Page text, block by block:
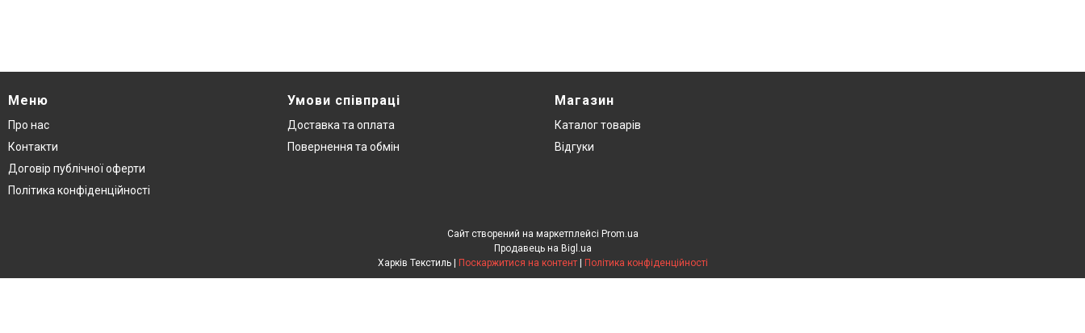
Меню
Про нас
Контакти
Договір публічної оферти
Політика конфіденційності
Умови співпраці
Доставка та оплата
Повернення та обмін
Магазин
Каталог товарів
Відгуки
Сайт створений на маркетплейсі Prom.ua
Продавець на Bigl.ua
Поскаржитися на контент Політика конфіденційності